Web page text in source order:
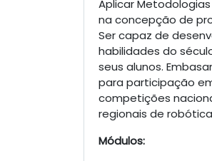
Aplicar
na concepção de
Ser capaz de
habilidades do
seus alunos.
para participação
competições
regionais de
Módulos: